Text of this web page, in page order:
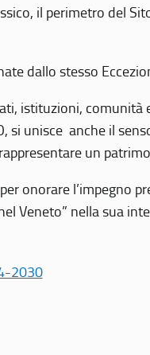
il perimetro del
dallo stesso
istituzioni, comunità
si unisce anche il
un
onorare l’impegno
Veneto” nella sua
2030